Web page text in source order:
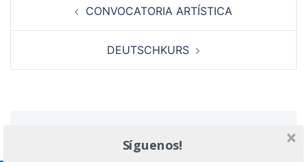
CONVOCATORIA ARTÍSTICA
DEUTSCHKURS
Deja una respuesta
Síguenos!